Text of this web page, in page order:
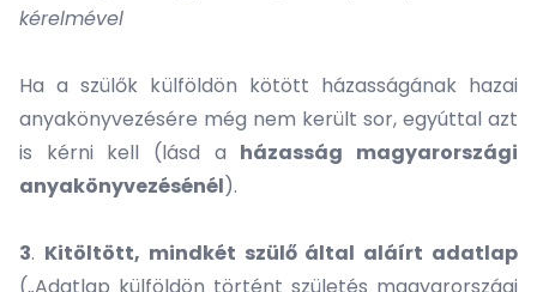
kérelmével
Ha a szülők külföldön kötött házasságának hazai
anyakönyvezésére még nem került sor, egyúttal azt
is kérni kell (lásd a házasság magyarországi
anyakönyvezésénél).
3. Kitöltött, mindkét szülő által aláírt adatlap